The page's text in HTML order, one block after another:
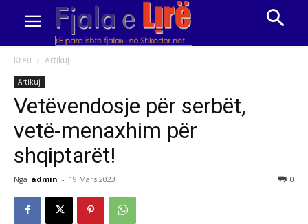
Kreu Artikuj
Artikuj
Vetëvendosje për serbët,
vetë-menaxhim për
shqiptarët!
Nga admin - 19 Mars 2023 0